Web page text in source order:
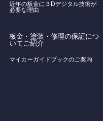
近年の板金に３Dデジタル技術が
必要な理由
板金・塗装・修理の保証につ
いてご紹介
マイカーガイドブックのご案内